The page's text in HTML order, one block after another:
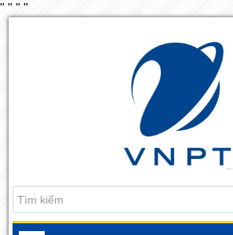
" " " "